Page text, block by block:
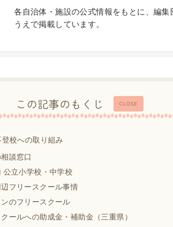
各自治体・施設の公式情報をもとに、編
うえで掲載しています。
CLOSE
この記事のもくじ
校への取り組み
談窓口
公立小学校・中学校
フリースクール事情
のフリースクール
ールへの助成金・補助金（三重県）